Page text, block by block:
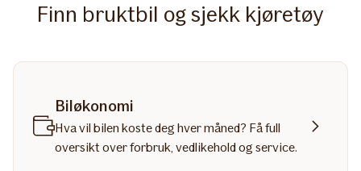
Finn bruktbil og sjekk kjøretøy
Biløkonomi
Hva vil bilen koste deg hver måned? Få full
oversikt over forbruk, vedlikehold og service.